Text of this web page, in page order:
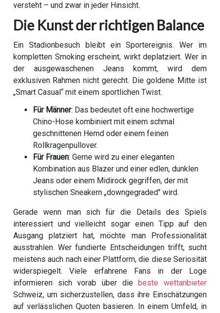
versteht – und zwar in jeder Hinsicht.
Die Kunst der richtigen Balance
Ein Stadionbesuch bleibt ein Sportereignis. Wer im
kompletten Smoking erscheint, wirkt deplatziert. Wer in
der ausgewaschenen Jeans kommt, wird dem
exklusiven Rahmen nicht gerecht. Die goldene Mitte ist
„Smart Casual“ mit einem sportlichen Twist.
Für Männer: Das bedeutet oft eine hochwertige
Chino-Hose kombiniert mit einem schmal
geschnittenen Hemd oder einem feinen
Rollkragenpullover.
Für Frauen: Gerne wird zu einer eleganten
Kombination aus Blazer und einer edlen, dunklen
Jeans oder einem Midirock gegriffen, der mit
stylischen Sneakern „downgegraded" wird.
Gerade wenn man sich für die Details des Spiels
interessiert und vielleicht sogar einen Tipp auf den
Ausgang platziert hat, möchte man Professionalität
ausstrahlen. Wer fundierte Entscheidungen trifft, sucht
meistens auch nach einer Plattform, die diese Seriosität
widerspiegelt. Viele erfahrene Fans in der Loge
informieren sich vorab über diebeste wettanbieter
Schweiz, um sicherzustellen, dass ihre Einschätzungen
auf verlässlichen Quoten basieren. In einem Umfeld, in